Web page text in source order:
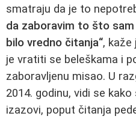
smatraju da je to
da zaboravim to što
bilo vredno čitanja“, kaže
je vratiti se beleškama i
zaboravljenu misao. U
2014. godinu, vidi se
izazovi, poput čitanja